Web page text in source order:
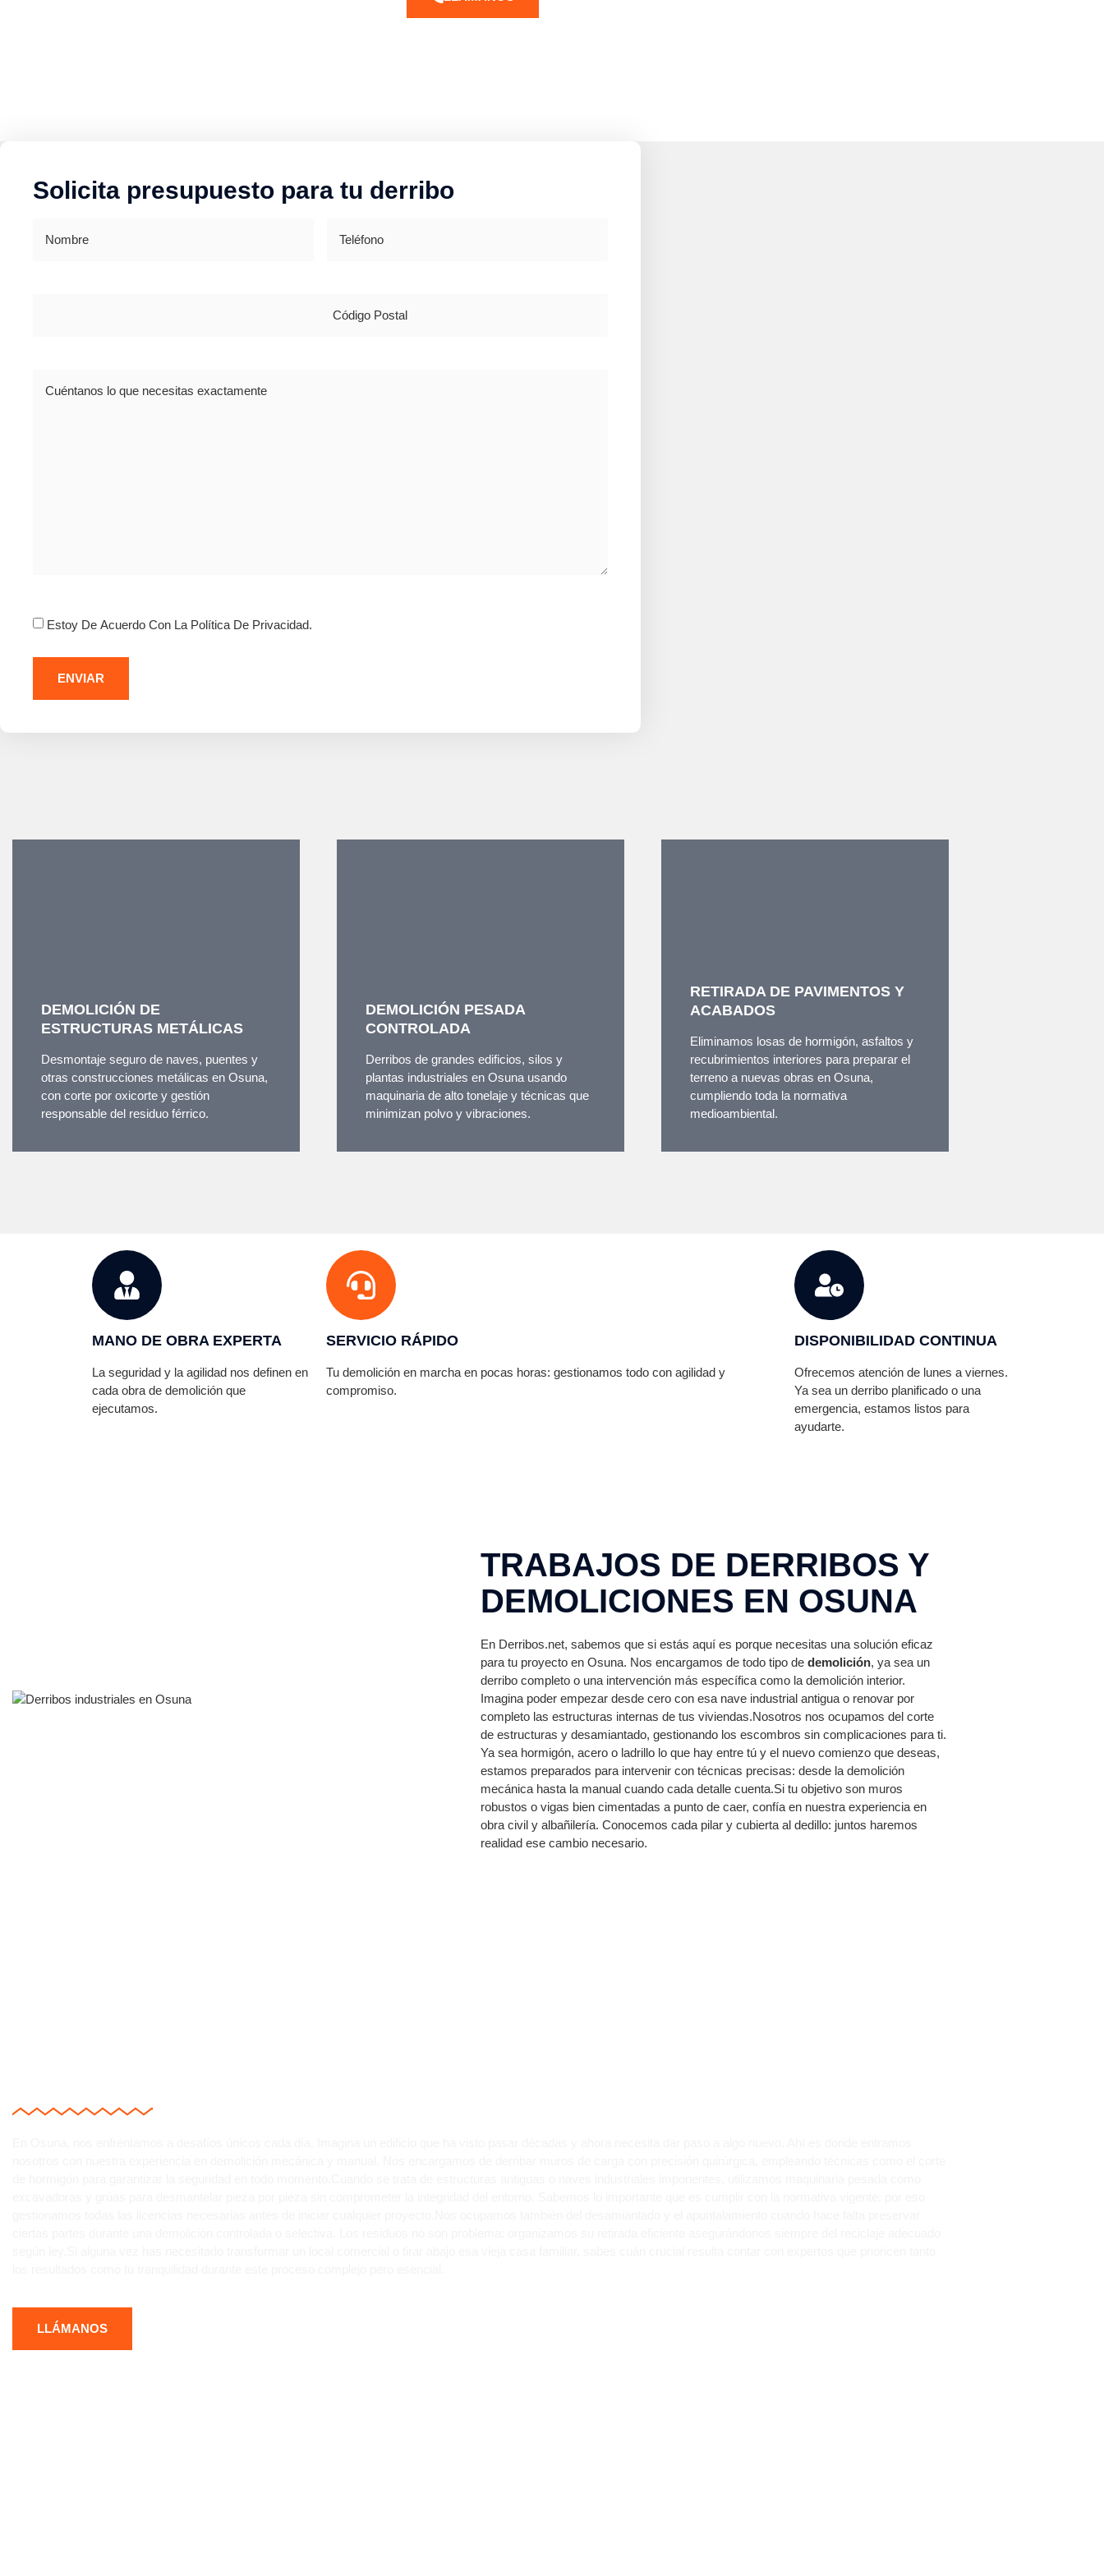
Solicita presupuesto para tu derribo
Consentimiento
Estoy De Acuerdo Con La Política De Privacidad.
DEMOLICIÓN DE
ESTRUCTURAS METÁLICAS
Desmontaje seguro de naves, puentes y
otras construcciones metálicas en Osuna,
con corte por oxicorte y gestión
responsable del residuo férrico.
DEMOLICIÓN PESADA
CONTROLADA
Derribos de grandes edificios, silos y
plantas industriales en Osuna usando
maquinaria de alto tonelaje y técnicas que
minimizan polvo y vibraciones.
RETIRADA DE PAVIMENTOS Y
ACABADOS
Eliminamos losas de hormigón, asfaltos y
recubrimientos interiores para preparar el
terreno a nuevas obras en Osuna,
cumpliendo toda la normativa
medioambiental.
MANO DE OBRA EXPERTA
La seguridad y la agilidad nos definen en
cada obra de demolición que
ejecutamos.
SERVICIO RÁPIDO
Tu demolición en marcha en pocas horas: gestionamos todo con agilidad y
compromiso.
DISPONIBILIDAD CONTINUA
Ofrecemos atención de lunes a viernes.
Ya sea un derribo planificado o una
emergencia, estamos listos para
ayudarte.
TRABAJOS DE DERRIBOS Y
DEMOLICIONES EN OSUNA
En Derribos.net, sabemos que si estás aquí es porque necesitas una solución eficaz
para tu proyecto en Osuna. Nos encargamos de todo tipo de demolición, ya sea un
derribo completo o una intervención más específica como la demolición interior.
Imagina poder empezar desde cero con esa nave industrial antigua o renovar por
completo las estructuras internas de tus viviendas.Nosotros nos ocupamos del corte
de estructuras y desamiantado, gestionando los escombros sin complicaciones para ti.
Ya sea hormigón, acero o ladrillo lo que hay entre tú y el nuevo comienzo que deseas,
estamos preparados para intervenir con técnicas precisas: desde la demolición
mecánica hasta la manual cuando cada detalle cuenta.Si tu objetivo son muros
robustos o vigas bien cimentadas a punto de caer, confía en nuestra experiencia en
obra civil y albañilería. Conocemos cada pilar y cubierta al dedillo: juntos haremos
realidad ese cambio necesario.
LLÁMANOS